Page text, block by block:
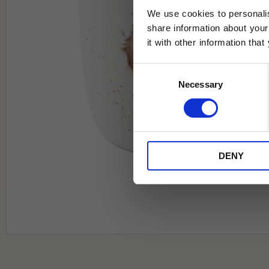
We use cookies to
share information about
it with other information that
Necessary
DENY
Jag samtycker till Tehuset Javas
* Rabatten gäller endast online på
på ordinarie priser och kan ej